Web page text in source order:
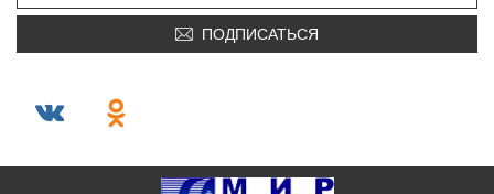
ПОДПИСАТЬСЯ